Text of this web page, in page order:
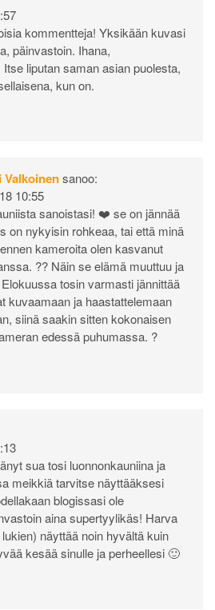
kommentteja! Yksikään kuvasi
päinvastoin. Ihana,
liputan saman asian puolesta,
kun on.
Valkoinensanoo:
10:55
sanoistasi! ❤️ se on jännää
on nykyisin rohkeaa, tai että minä
kameroita olen kasvanut
?? Näin se elämä muuttuu ja
tosin varmasti jännittää
kuvaamaan ja haastattelemaan
siinä saakin sitten kokonaisen
edessä puhumassa. ?
sua tosi luonnonkauniina ja
meikkiä tarvitse näyttääksesi
blogissasi ole
aina supertyylikäs! Harva
näyttää noin hyvältä kuin
kesää sinulle ja perheellesi 🙂